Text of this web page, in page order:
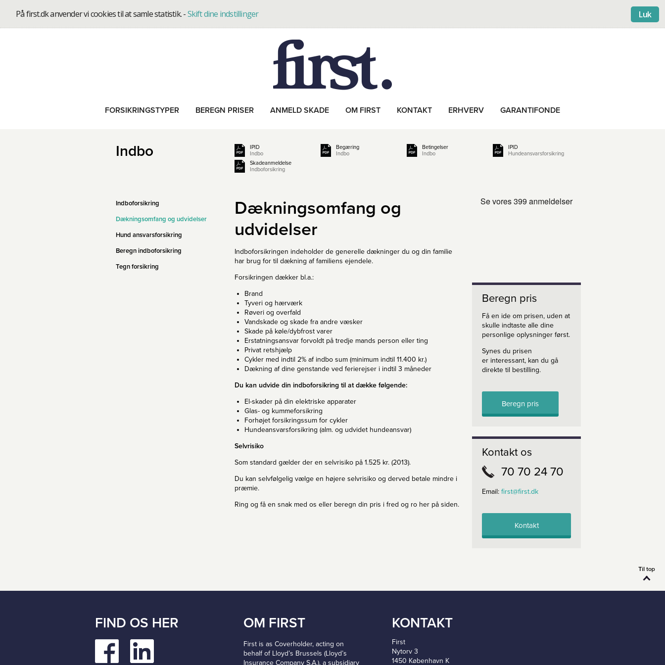
På first.dk anvender vi cookies til at samle statistik.-Skift dine indstillinger Luk
FORSIKRINGSTYPER BEREGN PRISER ANMELD SKADE OM FIRST KONTAKT ERHVERV GARANTIFONDE
Indbo
IPID
Indbo
Begæring
Indbo
Betingelser
Indbo
IPID
Hundeansvarsforsikring
Skadeanmeldelse
Indboforsikring
Indboforsikring
Dækningsomfang og udvidelser
Hund ansvarsforsikring
Beregn indboforsikring
Tegn forsikring
Dækningsomfang og
udvidelser
Indboforsikringen indeholder de generelle dækninger du og din familie
har brug for til dækning af familiens ejendele.
Forsikringen dækker bl.a.:
Brand
Tyveri og hærværk
Røveri og overfald
Vandskade og skade fra andre væsker
Skade på køle/dybfrost varer
Erstatningsansvar forvoldt på tredje mands person eller ting
Privat retshjælp
Cykler med indtil 2% af indbo sum (minimum indtil 11.400 kr.)
Dækning af dine genstande ved ferierejser i indtil 3 måneder
Du kan udvide din indboforsikring til at dække følgende:
El-skader på din elektriske apparater
Glas- og kummeforsikring
Forhøjet forsikringssum for cykler
Hundeansvarsforsikring (alm. og udvidet hundeansvar)
Selvrisiko
Som standard gælder der en selvrisiko på 1.525 kr. (2013).
Du kan selvfølgelig vælge en højere selvrisiko og derved betale mindre i
præmie.
Ring og få en snak med os eller beregn din pris i fred og ro her på siden.
Beregn pris
Få en ide om prisen, uden at
skulle indtaste alle dine
personlige oplysninger først.
Synes du prisen
er interessant, kan du gå
direkte til bestilling.
Beregn pris
Kontakt os
70 70 24 70
Email: first@first.dk
Kontakt
FIND OS HER OM FIRST
First is as Coverholder, acting on
behalf of Lloyd’s Brussels (Lloyd’s
Insurance Company S.A.), a subsidiary
KONTAKT
First
Nytorv 3
1450 København K